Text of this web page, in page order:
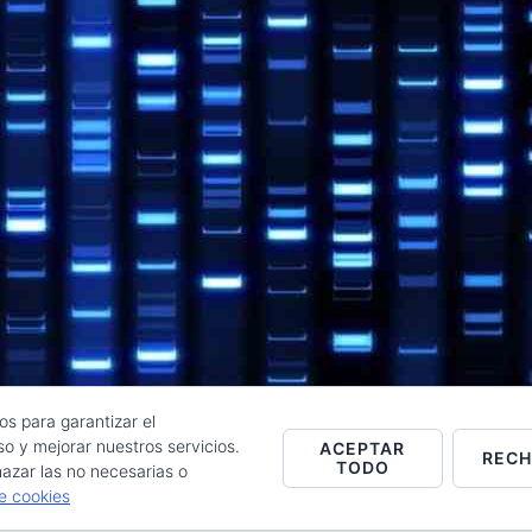
Raúl de la Puente - Derechos reservados© 2026 · Acceder
para garantizar el
y mejorar nuestros servicios.
las no necesarias o
cookies
ACEPTAR
TODO